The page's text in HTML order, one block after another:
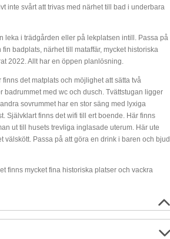
inte svårt att trivas med närhet till bad i underbara
leka i trädgården eller på lekplatsen intill. Passa på
badplats, närhet till mataffär, mycket historiska
2022. Allt har en öppen planlösning.
det matplats och möjlighet att sätta två
badrummet med wc och dusch. Tvättstugan ligger
sovrummet har en stor säng med lyxiga
Självklart finns det wifi till ert boende. Här finns
ut till husets trevliga inglasade uterum. Här ute
Passa på att göra en drink i baren och bjud
finns mycket fina historiska platser och vackra